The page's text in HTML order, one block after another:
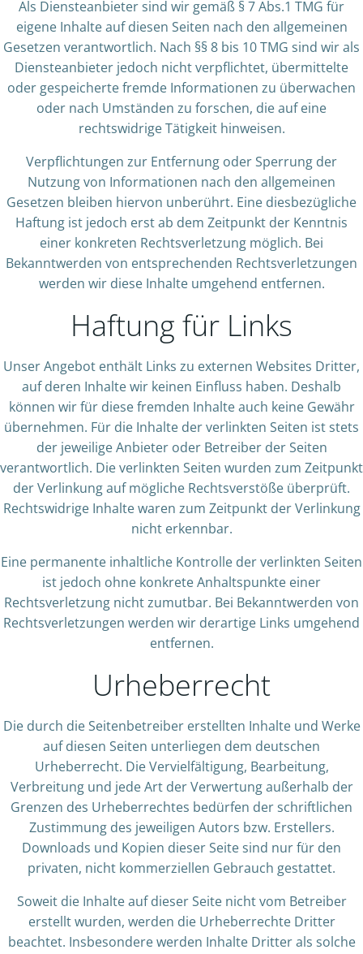
Als Diensteanbieter sind wir gemäß § 7 Abs.1 TMG für
eigene Inhalte auf diesen Seiten nach den allgemeinen
Gesetzen verantwortlich. Nach §§ 8 bis 10 TMG sind wir als
Diensteanbieter jedoch nicht verpflichtet, übermittelte
oder gespeicherte fremde Informationen zu überwachen
oder nach Umständen zu forschen, die auf eine
rechtswidrige Tätigkeit hinweisen.
Verpflichtungen zur Entfernung oder Sperrung der
Nutzung von Informationen nach den allgemeinen
Gesetzen bleiben hiervon unberührt. Eine diesbezügliche
Haftung ist jedoch erst ab dem Zeitpunkt der Kenntnis
einer konkreten Rechtsverletzung möglich. Bei
Bekanntwerden von entsprechenden Rechtsverletzungen
werden wir diese Inhalte umgehend entfernen.
Haftung für Links
Unser Angebot enthält Links zu externen Websites Dritter,
auf deren Inhalte wir keinen Einfluss haben. Deshalb
können wir für diese fremden Inhalte auch keine Gewähr
übernehmen. Für die Inhalte der verlinkten Seiten ist stets
der jeweilige Anbieter oder Betreiber der Seiten
verantwortlich. Die verlinkten Seiten wurden zum Zeitpunkt
der Verlinkung auf mögliche Rechtsverstöße überprüft.
Rechtswidrige Inhalte waren zum Zeitpunkt der Verlinkung
nicht erkennbar.
Eine permanente inhaltliche Kontrolle der verlinkten Seiten
ist jedoch ohne konkrete Anhaltspunkte einer
Rechtsverletzung nicht zumutbar. Bei Bekanntwerden von
Rechtsverletzungen werden wir derartige Links umgehend
entfernen.
Urheberrecht
Die durch die Seitenbetreiber erstellten Inhalte und Werke
auf diesen Seiten unterliegen dem deutschen
Urheberrecht. Die Vervielfältigung, Bearbeitung,
Verbreitung und jede Art der Verwertung außerhalb der
Grenzen des Urheberrechtes bedürfen der schriftlichen
Zustimmung des jeweiligen Autors bzw. Erstellers.
Downloads und Kopien dieser Seite sind nur für den
privaten, nicht kommerziellen Gebrauch gestattet.
Soweit die Inhalte auf dieser Seite nicht vom Betreiber
erstellt wurden, werden die Urheberrechte Dritter
beachtet. Insbesondere werden Inhalte Dritter als solche